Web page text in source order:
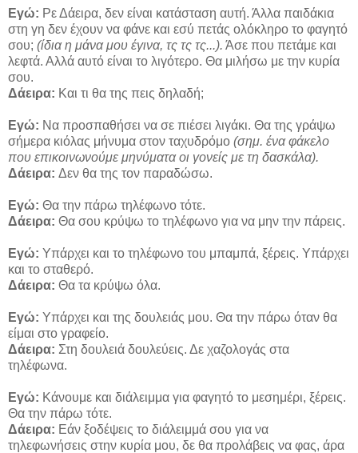
Εγώ: Ρε Δάειρα, δεν είναι κατάσταση αυτή. Άλλα παιδάκια
στη γη δεν έχουν να φάνε και εσύ πετάς ολόκληρο το φαγητό
σου; (ίδια η μάνα μου έγινα, τς τς τς...). Άσε που πετάμε και
λεφτά. Αλλά αυτό είναι το λιγότερο. Θα μιλήσω με την κυρία
σου.
Δάειρα: Και τι θα της πεις δηλαδή;
Εγώ: Να προσπαθήσει να σε πιέσει λιγάκι. Θα της γράψω
σήμερα κιόλας μήνυμα στον ταχυδρόμο (σημ. ένα φάκελο
που επικοινωνούμε μηνύματα οι γονείς με τη δασκάλα).
Δάειρα: Δεν θα της τον παραδώσω.
Εγώ: Θα την πάρω τηλέφωνο τότε.
Δάειρα: Θα σου κρύψω το τηλέφωνο για να μην την πάρεις.
Εγώ: Υπάρχει και το τηλέφωνο του μπαμπά, ξέρεις. Υπάρχει
και το σταθερό.
Δάειρα: Θα τα κρύψω όλα.
Εγώ: Υπάρχει και της δουλειάς μου. Θα την πάρω όταν θα
είμαι στο γραφείο.
Δάειρα: Στη δουλειά δουλεύεις. Δε χαζολογάς στα
τηλέφωνα.
Εγώ: Κάνουμε και διάλειμμα για φαγητό το μεσημέρι, ξέρεις.
Θα την πάρω τότε.
Δάειρα: Εάν ξοδέψεις το διάλειμμά σου για να
τηλεφωνήσεις στην κυρία μου, δε θα προλάβεις να φας, άρα